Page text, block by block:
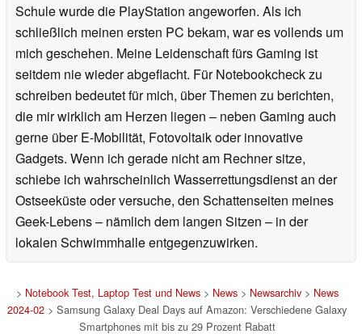
Schule wurde die PlayStation angeworfen. Als ich
schließlich meinen ersten PC bekam, war es vollends um
mich geschehen. Meine Leidenschaft fürs Gaming ist
seitdem nie wieder abgeflacht. Für Notebookcheck zu
schreiben bedeutet für mich, über Themen zu berichten,
die mir wirklich am Herzen liegen – neben Gaming auch
gerne über E-Mobilität, Fotovoltaik oder innovative
Gadgets. Wenn ich gerade nicht am Rechner sitze,
schiebe ich wahrscheinlich Wasserrettungsdienst an der
Ostseeküste oder versuche, den Schattenseiten meines
Geek-Lebens – nämlich dem langen Sitzen – in der
lokalen Schwimmhalle entgegenzuwirken.
> Notebook Test, Laptop Test und News> News> Newsarchiv> News
2024-02 > Samsung Galaxy Deal Days auf Amazon: Verschiedene Galaxy
Smartphones mit bis zu 29 Prozent Rabatt